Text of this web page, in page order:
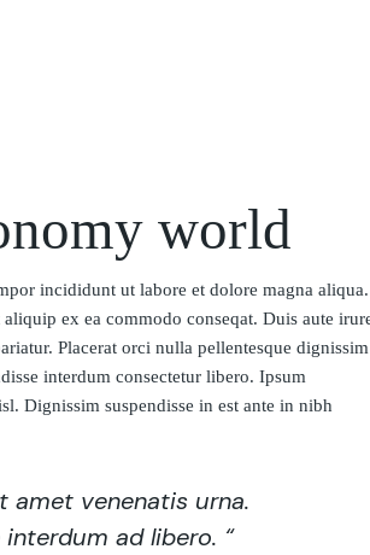
world
incididunt ut labore et dolore magna aliqua.
ex ea commodo conseqat. Duis aute
Placerat orci nulla pellentesque dignissim
interdum consectetur libero. Ipsum
Dignissim suspendisse in est ante in nibh
amet venenatis urna.
ad libero. “